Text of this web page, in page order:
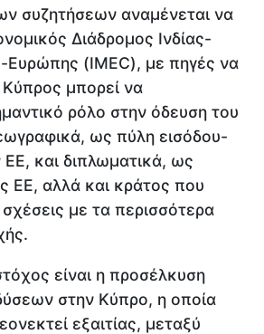
συζητήσεων αναμένεται να
Διάδρομος Ινδίας-
Ευρώπης (IMEC), με πηγές να
μπορεί να
ρόλο στην όδευση του
ως πύλη εισόδου-
και διπλωματικά, ως
ΕΕ, αλλά και κράτος που
σχέσεις με τα περισσότερα
είναι η προσέλκυση
στην Κύπρο, η οποία
εξαιτίας, μεταξύ